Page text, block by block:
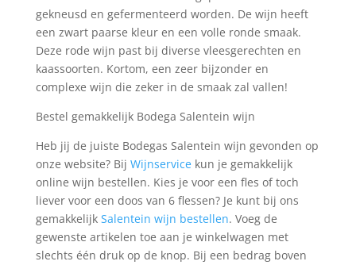
gekneusd en gefermenteerd worden. De wijn heeft
een zwart paarse kleur en een volle ronde smaak.
Deze rode wijn past bij diverse vleesgerechten en
kaassoorten. Kortom, een zeer bijzonder en
complexe wijn die zeker in de smaak zal vallen!
Bestel gemakkelijk Bodega Salentein wijn
Heb jij de juiste Bodegas Salentein wijn gevonden op
onze website? Bij Wijnservicekun je gemakkelijk
online wijn bestellen. Kies je voor een fles of toch
liever voor een doos van 6 flessen? Je kunt bij ons
gemakkelijk Salentein wijn bestellen. Voeg de
gewenste artikelen toe aan je winkelwagen met
slechts één druk op de knop. Bij een bedrag boven